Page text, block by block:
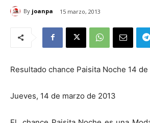
By joanpa 15 marzo, 2013
Resultado chance Paisita Noche 14
Jueves, 14 de marzo de 2013